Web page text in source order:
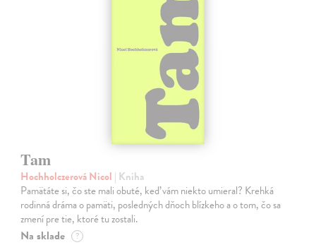
Tam
Hochholczerová Nicol | Kniha
Pamätáte si, čo ste mali obuté, keď vám niekto umieral? Krehká
rodinná dráma o pamäti, posledných dňoch blízkeho a o tom, čo sa
zmení pre tie, ktoré tu zostali.
Na sklade ?